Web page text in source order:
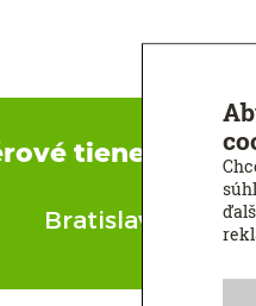
tienenie pre
Bratislava